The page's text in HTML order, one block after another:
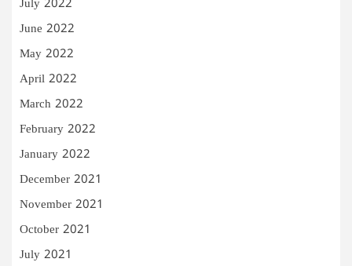
July 2022
June 2022
May 2022
April 2022
March 2022
February 2022
January 2022
December 2021
November 2021
October 2021
July 2021